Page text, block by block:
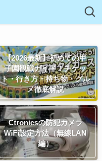
【2026最新】初めての甲
子園観戦ガイド！チケッ
ト・行き方・持ち物・グル
メ徹底解説
Ctronicsの防犯カメラ
WiFi設定方法（無線LAN
編）